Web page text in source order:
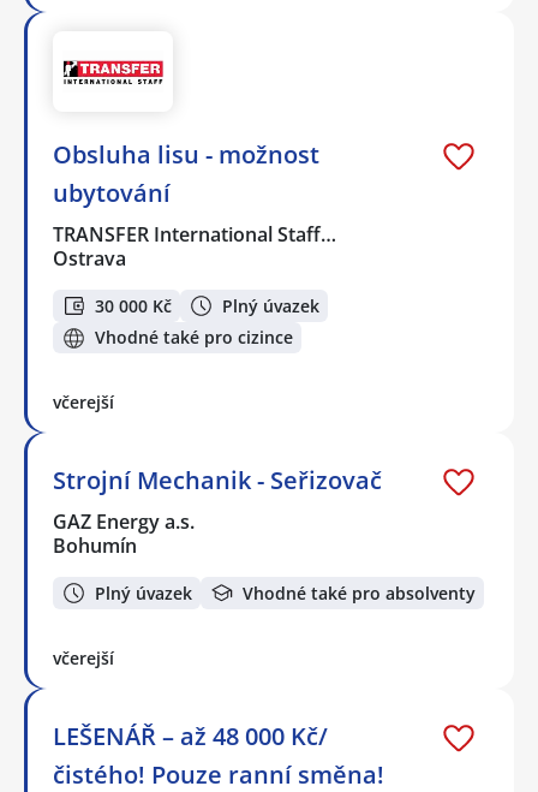
Obsluha lisu - možnost
ubytování
TRANSFER International Staff…
Ostrava
30 000 Kč
Plný úvazek
Vhodné také pro cizince
včerejší
Strojní Mechanik - Seřizovač
GAZ Energy a.s.
Bohumín
Plný úvazek Vhodné také pro absolventy
včerejší
LEŠENÁŘ – až 48 000 Kč/
čistého! Pouze ranní směna!